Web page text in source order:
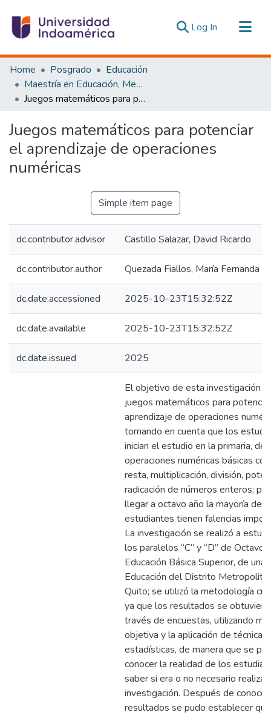
Log In (current)
Communities & Collections
All of DSpace
Statistics
Home Posgrado
Educación
Maestría en Educación, Mención Pedagogía en Entornos Digitales
Juegos matemáticos para potenciar el aprendizaje de operaciones numéricas
Juegos matemáticos para potenciar
el aprendizaje de operaciones
numéricas
Simple item page
dc.contributor.advisor Castillo Salazar, David Ricardo
dc.contributor.author Quezada Fiallos, María Fernanda
dc.date.accessioned 2025-10-23T15:32:52Z
dc.date.available 2025-10-23T15:32:52Z
dc.date.issued 2025
El objetivo de esta investigación
juegos matemáticos para
aprendizaje de operaciones
tomando en cuenta que los
inician el estudio en la primaria, de
operaciones numéricas básicas
resta, multiplicación, división,
radicación de números enteros;
llegar a octavo año la mayoría de
estudiantes tienen falencias
La investigación se realizó a
los paralelos “C” y “D” de Octavo
Educación Básica Superior, de una
Educación del Distrito
Quito; se utilizó la metodología
ya que los resultados se
través de encuestas, utilizando
objetiva y la aplicación de técnicas
estadísticas, de manera que se
conocer la realidad de los
saber si era o no necesario
investigación. Después de
resultados se pudo establecer